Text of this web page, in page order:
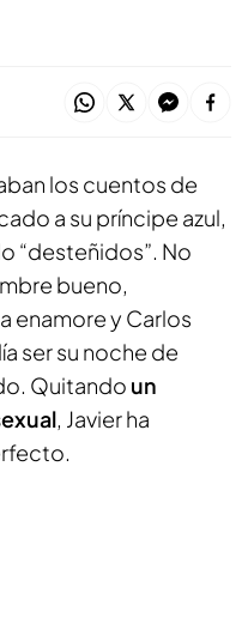
los cuentos de
a su príncipe azul,
“desteñidos”. No
bueno,
enamore y Carlos
ser su noche de
Quitando un
, Javier ha